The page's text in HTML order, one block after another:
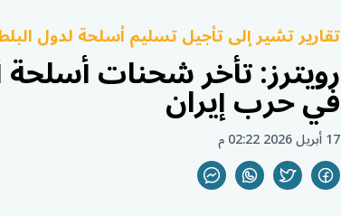
تقارير تشير إلى تأجيل تسليم أسلحة لدول
رويترز: تأخر شحنات
في حرب إيران
17 أبريل 2026 02:22 م